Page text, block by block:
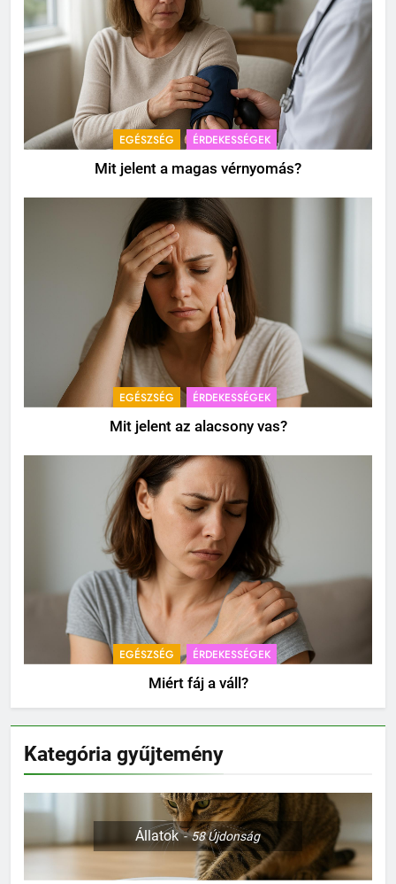
EGÉSZSÉG ÉRDEKESSÉGEK
Mit jelent a magas vérnyomás?
EGÉSZSÉG ÉRDEKESSÉGEK
Mit jelent az alacsony vas?
EGÉSZSÉG ÉRDEKESSÉGEK
Miért fáj a váll?
Kategória gyűjtemény
Állatok 58Újdonság